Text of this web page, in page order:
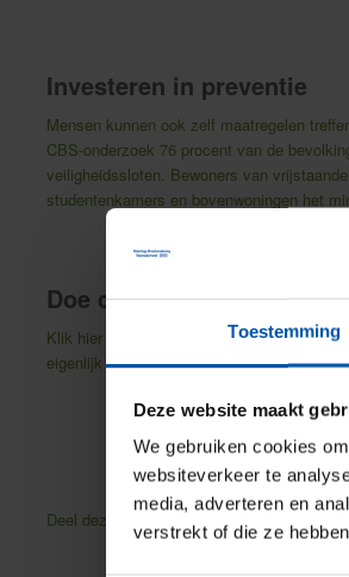
Toestemming
Deze website maakt
We gebruiken cookies
websiteverkeer te
media, adverteren en
verstrekt of die ze
Investeren in preventie
Mensen kunnen ook zelf maatregelen
CBS-onderzoek 76 procent van de
veiligheidssloten. Bewoners van
studentenkamers en bovenwoningen het
Doe de test!
Klik hier als u wilt lezen wat het CBS
eigenlijk wel optimaal verzekerd bent
Deel deze pagina Facebook Twitter